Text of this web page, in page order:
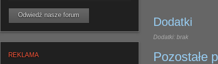
Odwiedź nasze forum
REKLAMA
Dodatki
Dodatki: brak
Pozostałe